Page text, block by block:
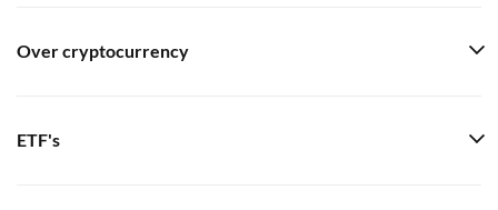
Over cryptocurrency
ETF's